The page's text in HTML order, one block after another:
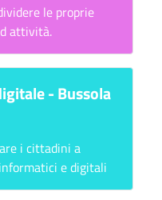
le proprie
attività.
- Bussola
i cittadini a
e digitali